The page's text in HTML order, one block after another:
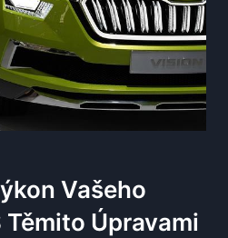
Vašeho
Těmito Úpravami